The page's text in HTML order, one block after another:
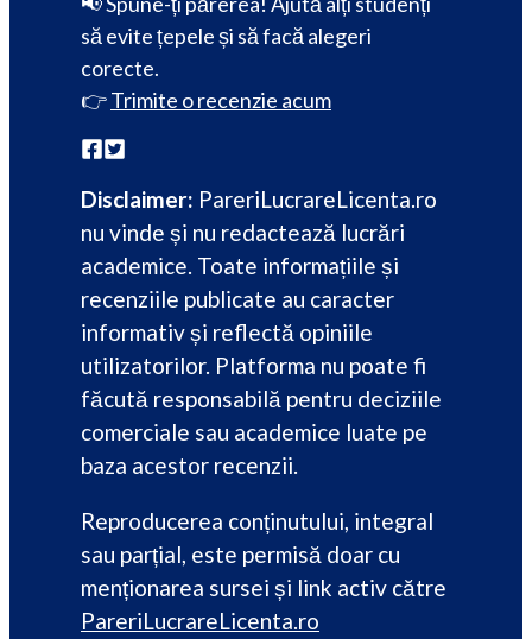
să evite țepele și să facă alegeri
corecte.
👉Trimite o recenzie acum
Disclaimer: PareriLucrareLicenta.ro
nu vinde și nu redactează lucrări
academice. Toate informațiile și
recenziile publicate au caracter
informativ și reflectă opiniile
utilizatorilor. Platforma nu poate fi
făcută responsabilă pentru deciziile
comerciale sau academice luate pe
baza acestor recenzii.
Reproducerea conținutului, integral
sau parțial, este permisă doar cu
menționarea sursei și link activ către
PareriLucrareLicenta.ro